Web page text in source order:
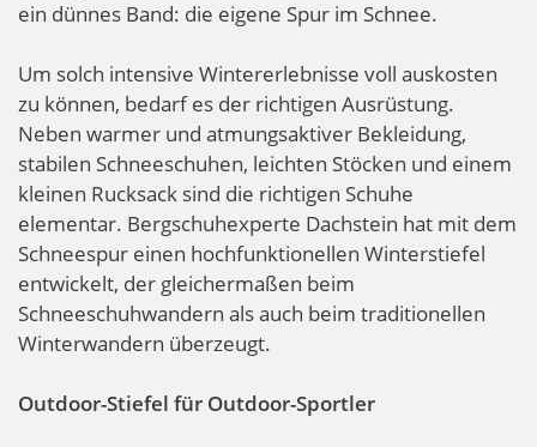
ein dünnes Band: die eigene Spur im Schnee.
Um solch intensive Wintererlebnisse voll auskosten
zu können, bedarf es der richtigen Ausrüstung.
Neben warmer und atmungsaktiver Bekleidung,
stabilen Schneeschuhen, leichten Stöcken und einem
kleinen Rucksack sind die richtigen Schuhe
elementar. Bergschuhexperte Dachstein hat mit dem
Schneespur einen hochfunktionellen Winterstiefel
entwickelt, der gleichermaßen beim
Schneeschuhwandern als auch beim traditionellen
Winterwandern überzeugt.
Outdoor-Stiefel für Outdoor-Sportler